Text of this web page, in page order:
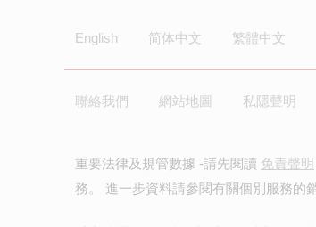
English 简体中文 繁體中文
聯絡我們 網站地圖 私隱聲明
重要法律及規管數據 -請先閱讀 免責聲明
務。 進一步資料請參閱有關個別服務的